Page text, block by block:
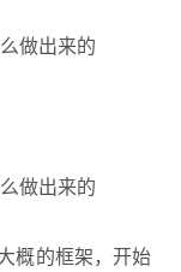
概的框架，开始